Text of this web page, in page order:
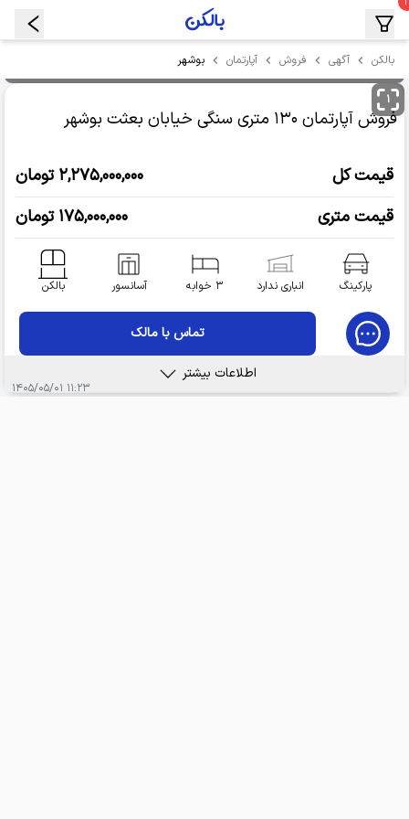
بالکن آگهی فروش آپارتمان بوشهر
۱
فروش آپارتمان ۱۳۰ متری سنگی خیابان بعثت بوشهر
قیمت کل
۲,۲۷۵,۰۰۰,۰۰۰ تومان
قیمت متری
۱۷۵,۰۰۰,۰۰۰ تومان
پارکینگ انباری ندارد ۳ خوابه آسانسور بالکن
تماس با مالک
اطلاعات بیشتر
۱۱:۲۳ ۱۴۰۵/۰۵/۰۱